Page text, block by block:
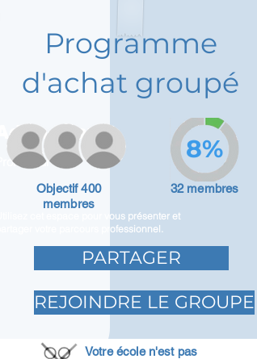
Adam Caar
Promoteur
Utilisez cet espace pour vous présenter et
partager votre parcours professionnel.
Programme
d'achat groupé
Objectif 400
membres
32 membres
8%
PARTAGER
REJOINDRE LE GROUPE
Votre école n'est pas